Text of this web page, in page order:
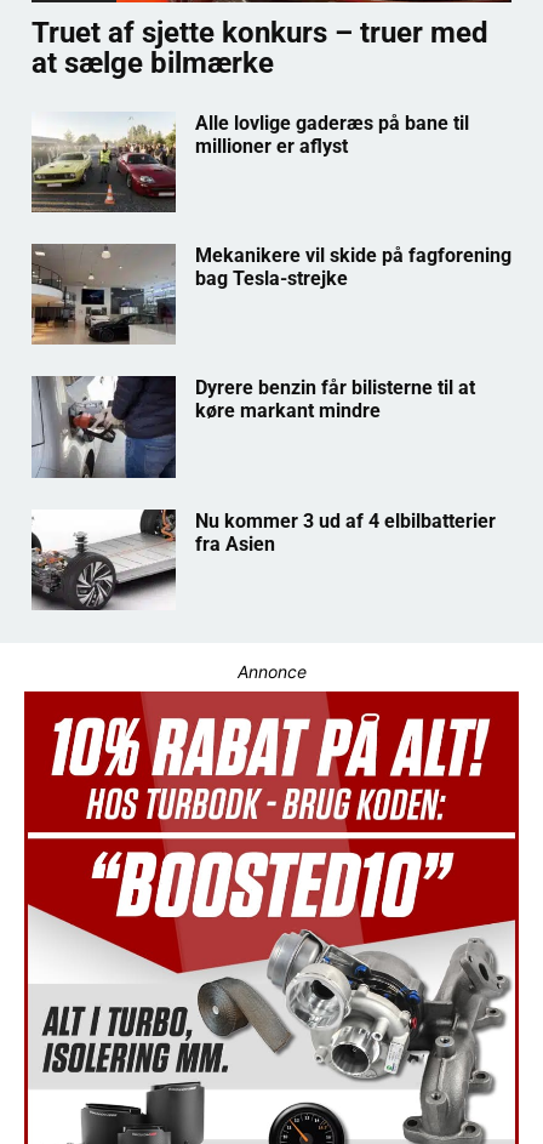
Truet af sjette konkurs – truer med
at sælge bilmærke
Alle lovlige gaderæs på bane til
millioner er aflyst
Mekanikere vil skide på fagforening
bag Tesla-strejke
Dyrere benzin får bilisterne til at
køre markant mindre
Nu kommer 3 ud af 4 elbilbatterier
fra Asien
Annonce